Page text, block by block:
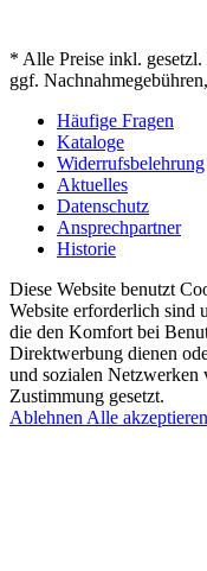
* Alle Preise inkl.
ggf.
Häufige Fragen
Kataloge
Widerrufsbelehrung
Aktuelles
Datenschutz
Ansprechpartner
Historie
Diese Website benutzt
Website erforderlich sind
die den Komfort bei
Direktwerbung dienen
und sozialen Netzwerken
Zustimmung gesetzt.
Ablehnen Alle akzeptieren